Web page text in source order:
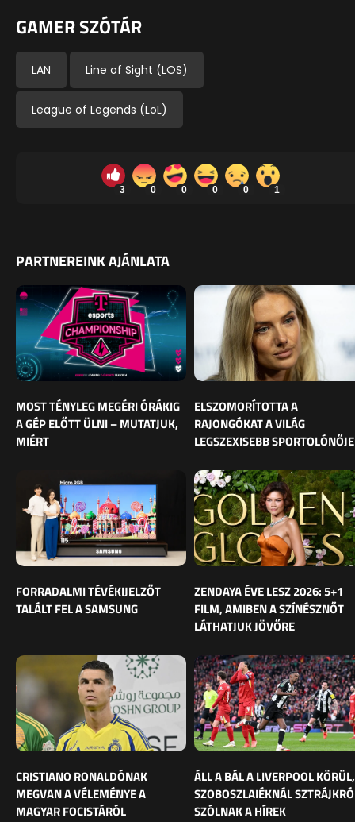
GAMER SZÓTÁR
LAN Line of Sight (LOS)
League of Legends (LoL)
3 0 0 0 0 1
PARTNEREINK AJÁNLATA
MOST TÉNYLEG MEGÉRI ÓRÁKIG
A GÉP ELŐTT ÜLNI – MUTATJUK,
MIÉRT
ELSZOMORÍTOTTA A
RAJONGÓKAT A VILÁG
LEGSZEXISEBB SPORTOLÓNŐJE
FORRADALMI TÉVÉKIJELZŐT
TALÁLT FEL A SAMSUNG
ZENDAYA ÉVE LESZ 2026: 5+1
FILM, AMIBEN A SZÍNÉSZNŐT
LÁTHATJUK JÖVŐRE
CRISTIANO RONALDÓNAK
MEGVAN A VÉLEMÉNYE A
MAGYAR FOCISTÁRÓL
ÁLL A BÁL A LIVERPOOL KÖRÜL,
SZOBOSZLAIÉKNÁL
SZÓLNAK A HÍREK